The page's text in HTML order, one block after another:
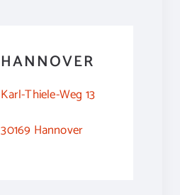
HANNOVER
Karl-Thiele-Weg 13
30169 Hannover